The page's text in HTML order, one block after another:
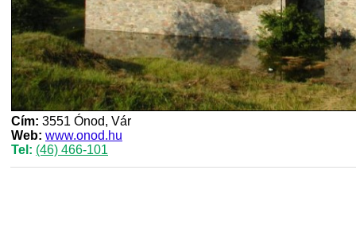
Cím: 3551 Ónod, Vár
Web: www.onod.hu
Tel: (46) 466-101